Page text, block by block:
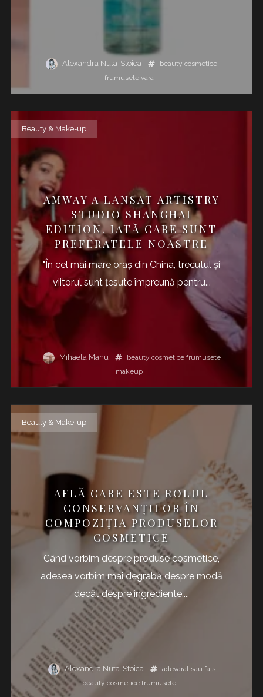
Alexandra Nuta-Stoica beauty cosmetice
frumusete vara
Beauty & Make-up
AMWAY A LANSAT ARTISTRY
STUDIO SHANGHAI
EDITION. IATĂ CARE SUNT
PREFERATELE NOASTRE
"În cel mai mare oraș din China, trecutul și
viitorul sunt țesute împreună pentru...
Mihaela Manu beauty cosmetice frumusete
makeup
Beauty & Make-up
AFLĂ CARE ESTE ROLUL
CONSERVANȚILOR ÎN
COMPOZIȚIA PRODUSELOR
COSMETICE
Când vorbim despre produse cosmetice,
adesea vorbim mai degrabă despre modă
decât despre ingrediente....
Alexandra Nuta-Stoica
adevarat sau fals
beauty cosmetice frumusete